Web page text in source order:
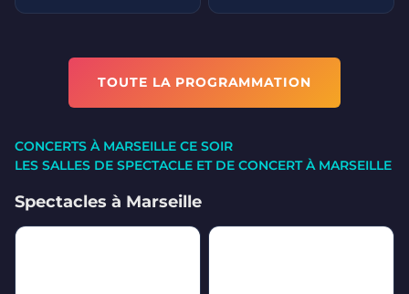
TOUTE LA PROGRAMMATION
CONCERTS À MARSEILLE CE SOIR
LES SALLES DE SPECTACLE ET DE CONCERT À MARSEILLE
Spectacles à Marseille